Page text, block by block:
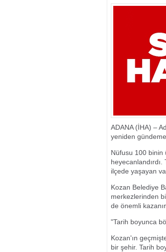
ADANA (İHA) –
yeniden
Nüfusu 100 binin
ilçede yaşayan
Kozan Belediye
merkezlerinden
de önemli
"Tarih boyunca
Kozan'ın
bir şehir. Tarih